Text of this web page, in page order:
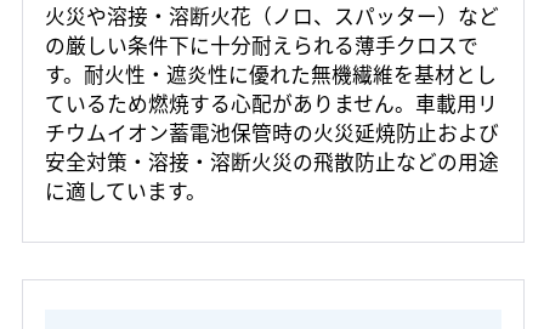
火災や溶接・溶断火花（ノロ、スパッター）など
の厳しい条件下に十分耐えられる薄手クロスで
す。耐火性・遮炎性に優れた無機繊維を基材とし
ているため燃焼する心配がありません。車載用リ
チウムイオン蓄電池保管時の火災延焼防止および
安全対策・溶接・溶断火災の飛散防止などの用途
に適しています。